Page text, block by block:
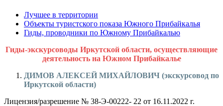
Лучшее в территории
Объекты туристского показа Южного Прибайкалья
Гиды, проводники по Южному Прибайкалью
Гиды-экскурсоводы Иркутской области, осуществляющие
деятельность на Южном Прибайкалье
ДИМОВ АЛЕКСЕЙ МИХАЙЛОВИЧ (экскурсовод по
Иркутской области)
Лицензия/разрешение № 38-Э-00222- 22 от 16.11.2022 г.